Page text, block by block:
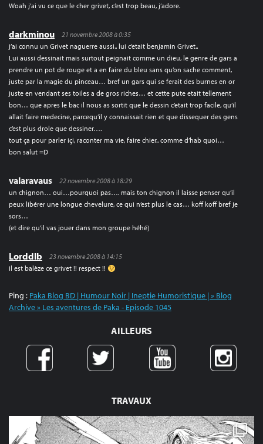
TRAVAUX
Woah j’ai vu ce que le cher grivet, c’est trop beau, j’adore.
darkminou
21 novembre 2008 à 0:35
j’ai connu un Grivet naguerre aussi.. lui c’etait benjamin Grivet..
Lui aussi dessinait mais surtout peignait comme un dieu, le genre de gars a
prendre un pot de rouge et a en faire du bleu sans qu’on sache comment,
juste par la magie du pinceau… bref un gars qui se ferait des burnes en or
juste en vendant ses toiles a de gros riches… et cette pute etait tellement
bon… que apres le bac il nous as sortit que le dessin c’etait trop facile, qu’il
allait faire medecine, parcequ’il y connaissait rien et que dissequer des gens
c’est plus drole que dessiner….
tout ça pour parler içi, raconter ma vie, faire chier.. comme d’hab quoi…
bon salut =D
valaravaus
22 novembre 2008 à 18:29
un chignon… oui…pourquoi pas…. mais ton chignon il laisse penser qu’il
peux libérer une longue chevelure, ce qui n’est plus le cas… koff koff bref je
sors…
(et dire qu’il vas jouer dans mon groupe héhé)
Lorddlb
23 novembre 2008 à 14:15
il est balèze ce grivet !! respect !!
Ping : Paka Blog BD | Humour Noir | Ineptie Humoristique | » Blog
Archive » Les aventures de Paka - Episode 1045
AILLEURS